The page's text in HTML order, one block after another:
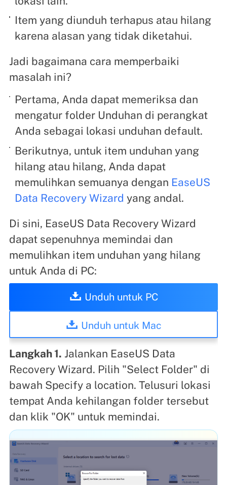
Item yang diunduh terhapus atau hilang
karena alasan yang tidak diketahui.
Jadi bagaimana cara memperbaiki
masalah ini?
Pertama, Anda dapat memeriksa dan
mengatur folder Unduhan di perangkat
Anda sebagai lokasi unduhan default.
Berikutnya, untuk item unduhan yang
hilang atau hilang, Anda dapat
memulihkan semuanya dengan EaseUS
Data Recovery Wizard yang andal.
Di sini, EaseUS Data Recovery Wizard
dapat sepenuhnya memindai dan
memulihkan item unduhan yang hilang
untuk Anda di PC:
Unduh untuk PC
Unduh untuk Mac
Langkah 1. Jalankan EaseUS Data
Recovery Wizard. Pilih "Select Folder" di
bawah Specify a location. Telusuri lokasi
tempat Anda kehilangan folder tersebut
dan klik "OK" untuk memindai.